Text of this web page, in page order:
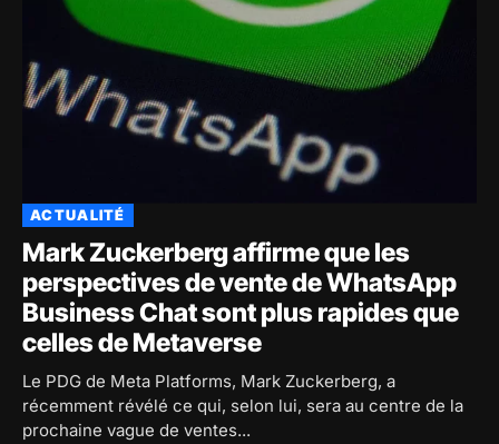
ACTUALITÉ
Mark Zuckerberg affirme que les
perspectives de vente de WhatsApp
Business Chat sont plus rapides que
celles de Metaverse
Le PDG de Meta Platforms, Mark Zuckerberg, a
récemment révélé ce qui, selon lui, sera au centre de la
prochaine vague de ventes...